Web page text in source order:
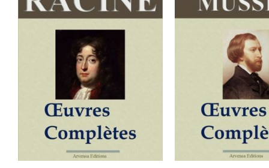
AJOUTER AU PANIER
DÉTAILS
AJOUTER AU
DÉTAILS